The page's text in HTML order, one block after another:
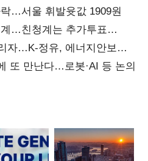
…서울 휘발윳값 1909원
…친청계는 추가투표
자…K-정유, 에너지안보
또 만난다…로봇·AI 등 논의